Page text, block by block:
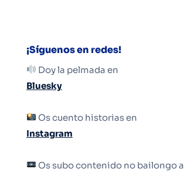
¡Síguenos en redes!
Doy la pelmada en
Bluesky
Os cuento historias en
Instagram
Os subo contenido no bailongo a